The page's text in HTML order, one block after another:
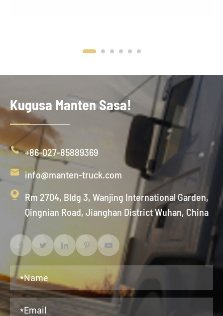
Kugusa Manten Sasa!
 +86-027-85889369
 info@manten-truck.com

Rm 2704, Bldg 3, Wanjing International Garden,
Qingnian Road, Jianghan District Wuhan, China